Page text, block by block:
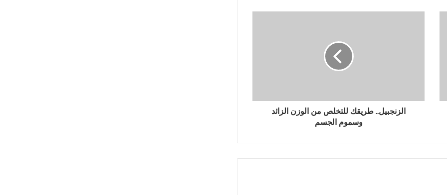
الإسرائيليون محبطون من اتفاق وقف النار
القبض على مذيعة تتاجر بمخدر الاغتصاب
اليمن تدين العدوان الإسرائيلي على إيران
جرائمه الإرهابية في غزة
الزنجبيل.. طريقك للتخلص من الوزن الزائد
وسموم الجسم